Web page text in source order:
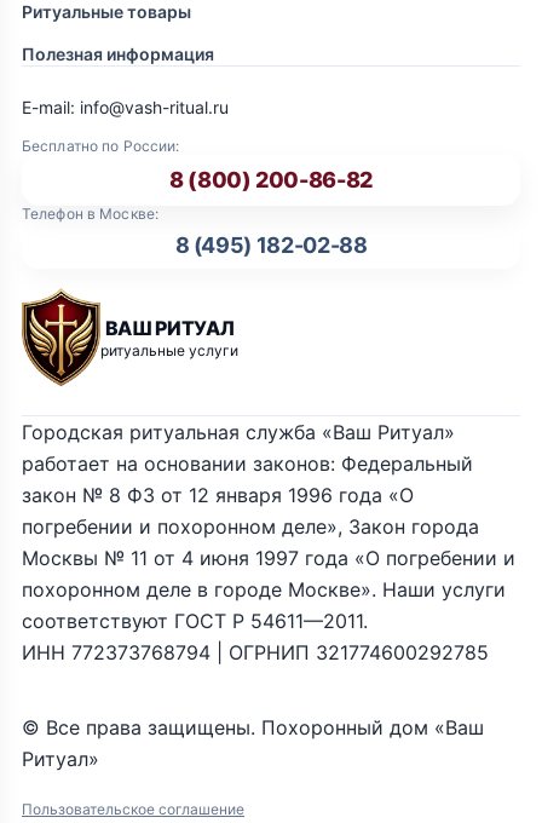
Ритуальные товары
Полезная информация
ВАШ РИТУАЛ
ритуальные услуги
Бесплатно по России:
8 (800) 200-86-82
Телефон в Москве:
8 (495) 182-02-88
E-mail: info@vash-ritual.ru
© Все права защищены. Похоронный дом «Ваш
Ритуал»
Пользовательское соглашение
Городская ритуальная служба «Ваш Ритуал»
работает на основании законов: Федеральный
закон № 8 ФЗ от 12 января 1996 года «О
погребении и похоронном деле», Закон города
Москвы № 11 от 4 июня 1997 года «О погребении и
похоронном деле в городе Москве». Наши услуги
соответствуют ГОСТ Р 54611—2011.
ИНН 772373768794 | ОГРНИП 321774600292785